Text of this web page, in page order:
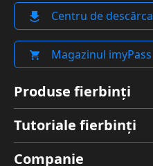
Centru de
Magazinul imyPass
Produse fierbinți
Tutoriale fierbinți
Companie